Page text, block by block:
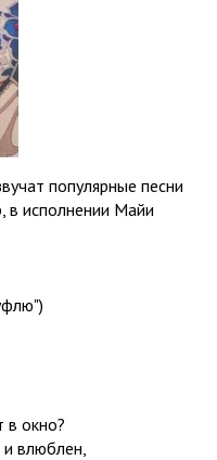
популярные песни
в исполнении Майи
в окно?
влюблен,